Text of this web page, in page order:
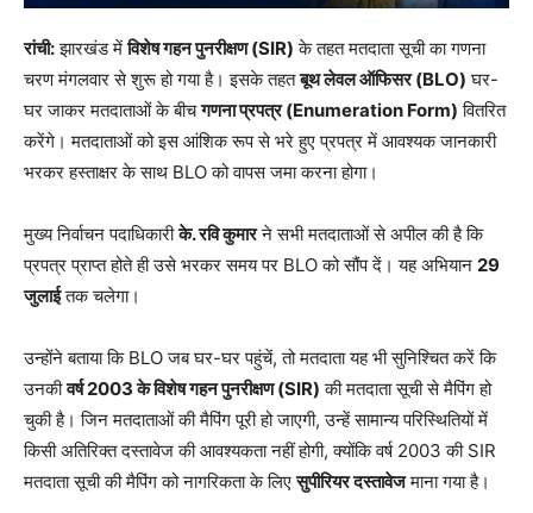
रांची:झारखंड मेंविशेष गहन पुनरीक्षण (SIR) के तहत मतदाता सूची का गणना
चरण मंगलवार से शुरू हो गया है। इसके तहतबूथ लेवल ऑफिसर (BLO) घर-
घर जाकर मतदाताओं के बीचगणना प्रपत्र (Enumeration Form) वितरित
करेंगे। मतदाताओं को इस आंशिक रूप से भरे हुए प्रपत्र में आवश्यक जानकारी
भरकर हस्ताक्षर के साथ BLO को वापस जमा करना होगा।
मुख्य निर्वाचन पदाधिकारीके. रवि कुमारने सभी मतदाताओं से अपील की है कि
प्रपत्र प्राप्त होते ही उसे भरकर समय पर BLO को सौंप दें। यह अभियान 29
जुलाईतक चलेगा।
उन्होंने बताया कि BLO जब घर-घर पहुंचें, तो मतदाता यह भी सुनिश्चित करें कि
उनकीवर्ष 2003 के विशेष गहन पुनरीक्षण (SIR) की मतदाता सूची से मैपिंग हो
चुकी है। जिन मतदाताओं की मैपिंग पूरी हो जाएगी, उन्हें सामान्य परिस्थितियों में
किसी अतिरिक्त दस्तावेज की आवश्यकता नहीं होगी, क्योंकि वर्ष 2003 की SIR
मतदाता सूची की मैपिंग को नागरिकता के लिएसुपीरियर दस्तावेजमाना गया है।